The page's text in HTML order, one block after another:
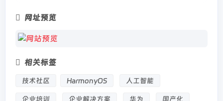
网址预览
相关标签
技术社区 HarmonyOS 人工智能
企业培训 企业解决方案 华为 国产化